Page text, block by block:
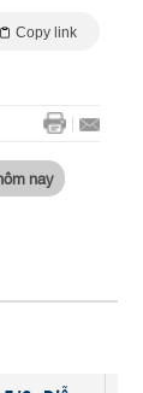
Copy link
nay